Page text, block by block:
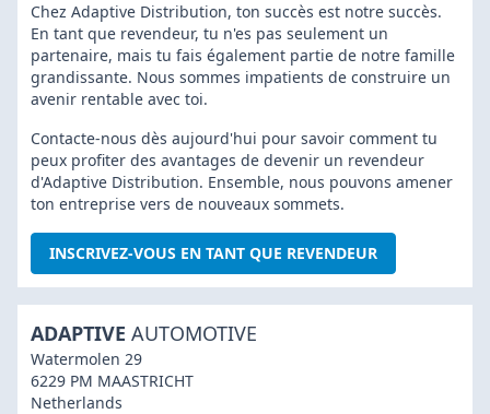
Chez Adaptive Distribution, ton succès est notre succès.
En tant que revendeur, tu n'es pas seulement un
partenaire, mais tu fais également partie de notre famille
grandissante. Nous sommes impatients de construire un
avenir rentable avec toi.
Contacte-nous dès aujourd'hui pour savoir comment tu
peux profiter des avantages de devenir un revendeur
d'Adaptive Distribution. Ensemble, nous pouvons amener
ton entreprise vers de nouveaux sommets.
INSCRIVEZ-VOUS EN TANT QUE REVENDEUR
ADAPTIVE AUTOMOTIVE
Watermolen 29
6229 PM MAASTRICHT
Netherlands